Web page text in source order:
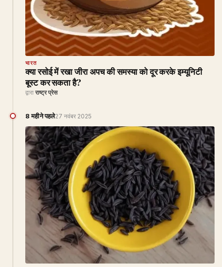
भारत
क्या रसोई में रखा जीरा अपच की समस्या को दूर करके इम्यूनिटी
बूस्ट कर सकता है?
द्वारा राष्ट्र प्रेस
8 महीने पहले27 नवंबर 2025